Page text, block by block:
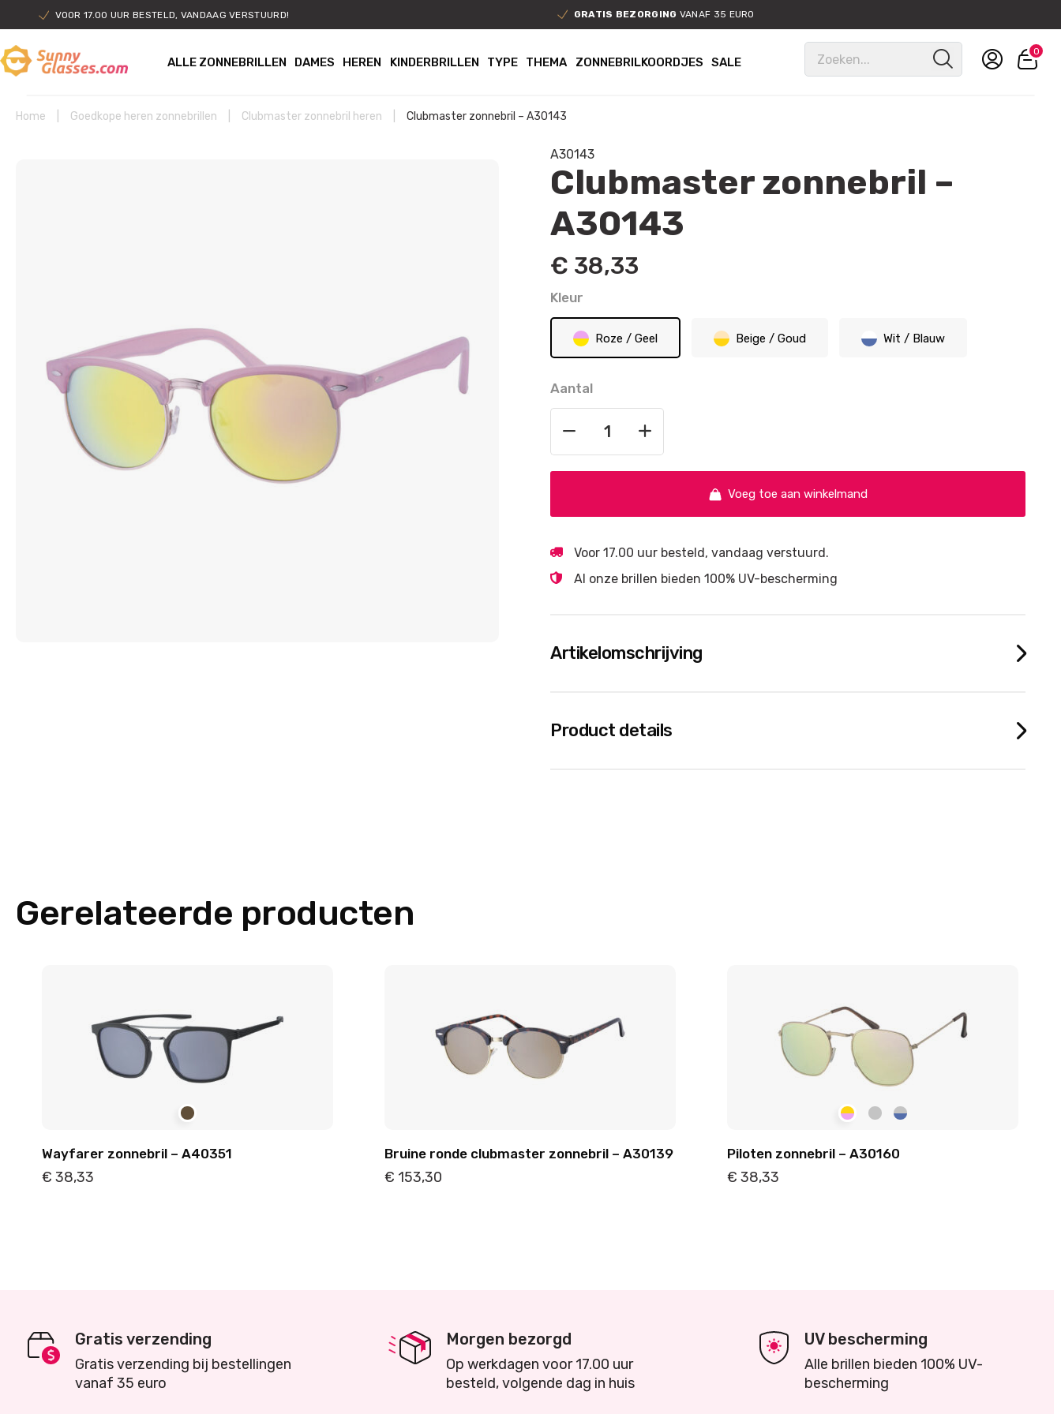
VOOR 17.00 UUR BESTELD, VANDAAG VERSTUURD! GRATIS BEZORGING VANAF 35 EURO
ALLE ZONNEBRILLEN DAMES HEREN KINDERBRILLEN TYPE THEMA ZONNEBRILKOORDJES SALE
0
Home Goedkope heren zonnebrillen Clubmaster zonnebril heren Clubmaster zonnebril – A30143
A30143
Clubmaster zonnebril –
A30143
€ 38,33
Kleur
Roze / Geel Beige / Goud Wit / Blauw
Aantal
Voeg toe aan winkelmand
Voor 17.00 uur besteld, vandaag verstuurd.
Al onze brillen bieden 100% UV-bescherming
Artikelomschrijving
Product details
Gerelateerde producten
Wayfarer zonnebril – A40351
€ 38,33
Bruine ronde clubmaster zonnebril – A30139
€ 153,30
Piloten zonnebril – A30160
€ 38,33
Gratis verzending
Gratis verzending bij bestellingen
vanaf 35 euro
Morgen bezorgd
Op werkdagen voor 17.00 uur
besteld, volgende dag in huis
UV bescherming
Alle brillen bieden 100% UV-
bescherming